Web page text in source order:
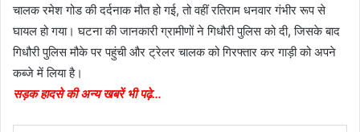
चालक रमेश गोड की दर्दनाक मौत हो गई, तो वहीं रतिराम धनवार गंभीर रूप से
घायल हो गया। घटना की जानकारी ग्रामीणों ने गिधौरी पुलिस को दी, जिसके बाद
गिधौरी पुलिस मौके पर पहुंची और ट्रेलर चालक को गिरफ्तार कर गाड़ी को अपने
कब्जे में लिया है।
सड़क हादसे की अन्य खबरें भी पढ़े…